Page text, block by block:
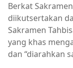
Berkat
diikutsertakan
Sakramen
yang khas
dan “diarahkan